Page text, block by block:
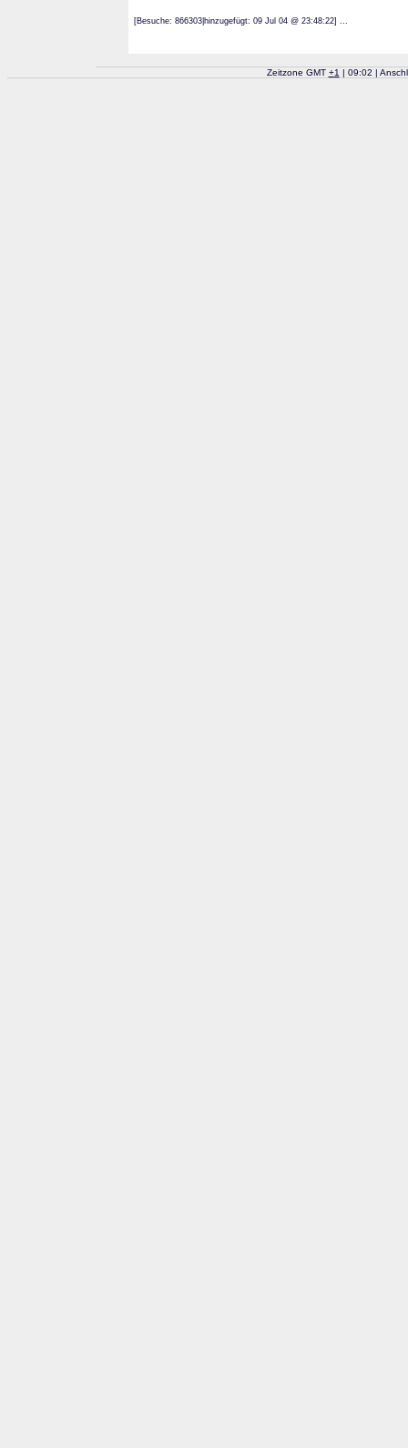
[Besuche: 866303|hinzugefügt: 09 Jul 04 @ 23:48:22] ...
Zeitzone GMT +1 | 09:02 |